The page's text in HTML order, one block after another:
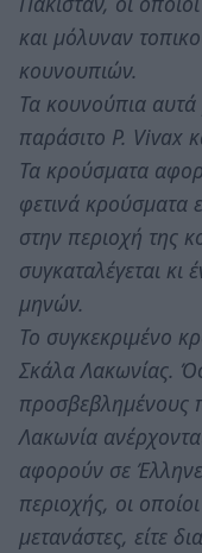
και μόλυναν
κουνουπιών.
Τα κουνούπια
παράσιτο P. Vivax
Τα κρούσματα
φετινά κρούσματα
στην περιοχή της
συγκαταλέγεται κι
μηνών.
Το συγκεκριμένο
Σκάλα Λακωνίας.
προσβεβλημένους
Λακωνία
αφορούν σε
περιοχής, οι
μετανάστες, είτε